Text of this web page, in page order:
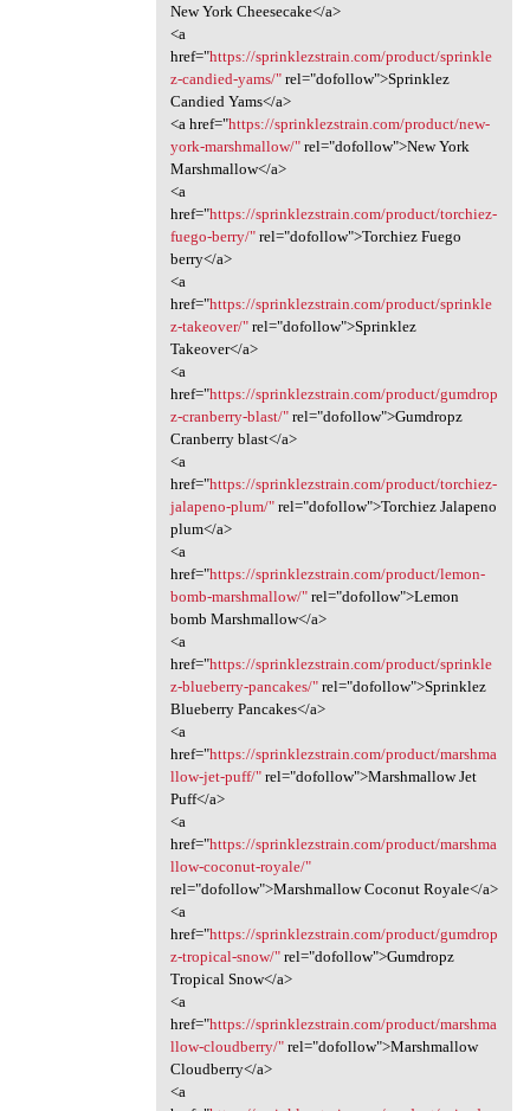
New York Cheesecake</a>
<a
href="https://sprinklezstrain.com/product/sprinkle
z-candied-yams/"rel="dofollow">Sprinklez
Candied Yams</a>
<a href="https://sprinklezstrain.com/product/new-
york-marshmallow/"rel="dofollow">New York
Marshmallow</a>
<a
href="https://sprinklezstrain.com/product/torchiez-
fuego-berry/"rel="dofollow">Torchiez Fuego
berry</a>
<a
href="https://sprinklezstrain.com/product/sprinkle
z-takeover/"rel="dofollow">Sprinklez
Takeover</a>
<a
href="https://sprinklezstrain.com/product/gumdrop
z-cranberry-blast/"rel="dofollow">Gumdropz
Cranberry blast</a>
<a
href="https://sprinklezstrain.com/product/torchiez-
jalapeno-plum/"rel="dofollow">Torchiez Jalapeno
plum</a>
<a
href="https://sprinklezstrain.com/product/lemon-
bomb-marshmallow/"rel="dofollow">Lemon
bomb Marshmallow</a>
<a
href="https://sprinklezstrain.com/product/sprinkle
z-blueberry-pancakes/"rel="dofollow">Sprinklez
Blueberry Pancakes</a>
<a
href="https://sprinklezstrain.com/product/marshma
llow-jet-puff/"rel="dofollow">Marshmallow Jet
Puff</a>
<a
href="https://sprinklezstrain.com/product/marshma
llow-coconut-royale/"
rel="dofollow">Marshmallow Coconut Royale</a>
<a
href="https://sprinklezstrain.com/product/gumdrop
z-tropical-snow/"rel="dofollow">Gumdropz
Tropical Snow</a>
<a
href="https://sprinklezstrain.com/product/marshma
llow-cloudberry/"rel="dofollow">Marshmallow
Cloudberry</a>
<a